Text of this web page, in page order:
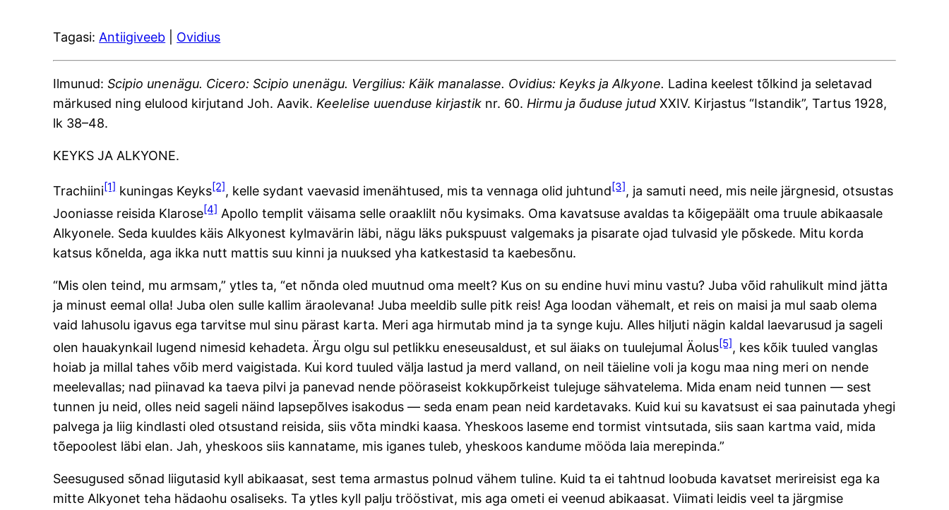
Tagasi: Antiigiveeb Ovidius
Ilmunud:Scipio unenägu. Cicero: Scipio unenägu. Vergilius: Käik manalasse. Ovidius: Keyks ja Alkyone. Ladina keelest tõlkind ja seletavad
märkused ning elulood kirjutand Joh. Aavik. Keelelise uuenduse kirjastik nr. 60. Hirmu ja õuduse jutud XXIV. Kirjastus “Istandik”, Tartus 1928,
lk 38–48.
KEYKS JA ALKYONE.
Trachiini[1]kuningas Keyks[2], kelle sydant vaevasid imenähtused, mis ta vennaga olid juhtund [3], ja samuti need, mis neile järgnesid, otsustas
Jooniasse reisida Klarose[4]Apollo templit väisama selle oraaklilt nõu kysimaks. Oma kavatsuse avaldas ta kõigepäält oma truule abikaasale
Alkyonele. Seda kuuldes käis Alkyonest kylmavärin läbi, nägu läks pukspuust valgemaks ja pisarate ojad tulvasid yle põskede. Mitu korda
katsus kõnelda, aga ikka nutt mattis suu kinni ja nuuksed yha katkestasid ta kaebesõnu.
“Mis olen teind, mu armsam,” ytles ta, “et nõnda oled muutnud oma meelt? Kus on su endine huvi minu vastu? Juba võid rahulikult mind jätta
ja minust eemal olla! Juba olen sulle kallim äraolevana! Juba meeldib sulle pitk reis! Aga loodan vähemalt, et reis on maisi ja mul saab olema
vaid lahusolu igavus ega tarvitse mul sinu pärast karta. Meri aga hirmutab mind ja ta synge kuju. Alles hiljuti nägin kaldal laevarusud ja sageli
olen hauakynkail lugend nimesid kehadeta. Ärgu olgu sul petlikku eneseusaldust, et sul äiaks on tuulejumal Äolus[5], kes kõik tuuled vanglas
hoiab ja millal tahes võib merd vaigistada. Kui kord tuuled välja lastud ja merd valland, on neil täieline voli ja kogu maa ning meri on nende
meelevallas; nad piinavad ka taeva pilvi ja panevad nende pööraseist kokkupõrkeist tulejuge sähvatelema. Mida enam neid tunnen — sest
tunnen ju neid, olles neid sageli näind lapsepõlves isakodus — seda enam pean neid kardetavaks. Kuid kui su kavatsust ei saa painutada yhegi
palvega ja liig kindlasti oled otsustand reisida, siis võta mindki kaasa. Yheskoos laseme end tormist vintsutada, siis saan kartma vaid, mida
tõepoolest läbi elan. Jah, yheskoos siis kannatame, mis iganes tuleb, yheskoos kandume mööda laia merepinda.”
Seesugused sõnad liigutasid kyll abikaasat, sest tema armastus polnud vähem tuline. Kuid ta ei tahtnud loobuda kavatset merireisist ega ka
mitte Alkyonet teha hädaohu osaliseks. Ta ytles kyll palju trööstivat, mis aga ometi ei veenud abikaasat. Viimati leidis veel ta järgmise